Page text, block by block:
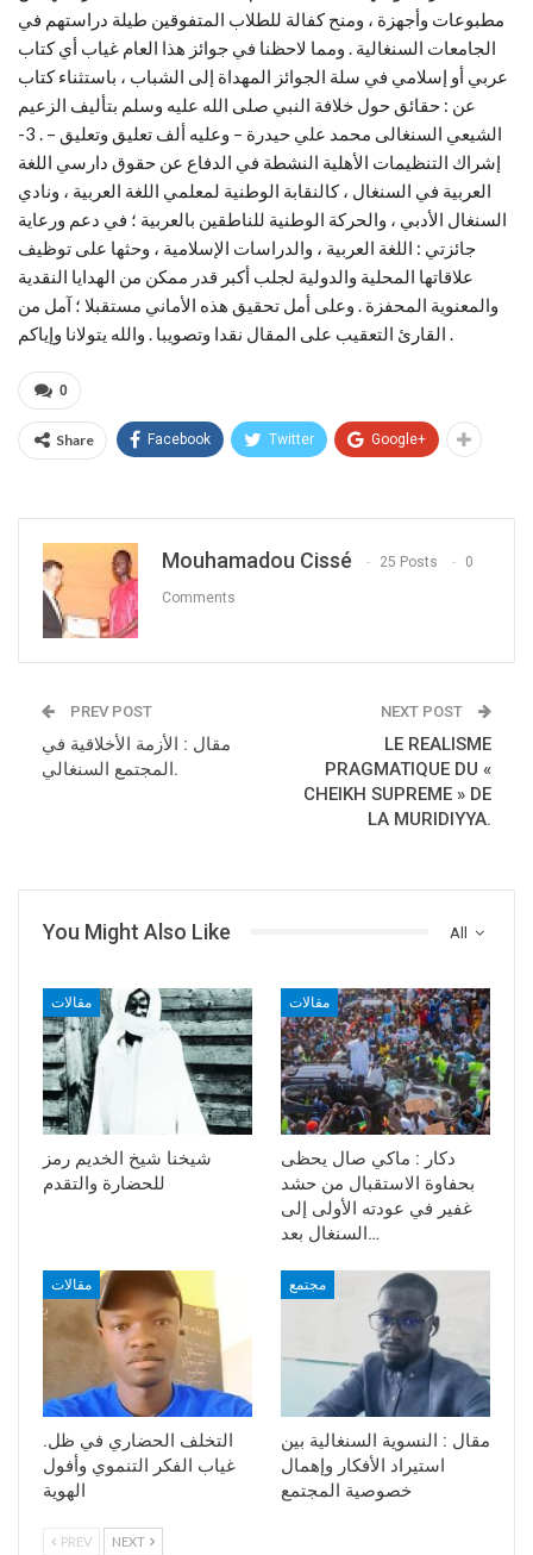
مطبوعات وأجهزة ، ومنح كفالة للطلاب المتفوقين طيلة دراستهم في
الجامعات السنغالية . ومما لاحظنا في جوائز هذا العام غياب أي كتاب
عربي أو إسلامي في سلة الجوائز المهداة إلى الشباب ، باستثناء كتاب
عن : حقائق حول خلافة النبي صلى الله عليه وسلم بتأليف الزعيم
الشيعي السنغالى محمد علي حيدرة – وعليه ألف تعليق وتعليق – . 3-
إشراك التنظيمات الأهلية النشطة في الدفاع عن حقوق دارسي اللغة
العربية في السنغال ، كالنقابة الوطنية لمعلمي اللغة العربية ، ونادي
السنغال الأدبي ، والحركة الوطنية للناطقين بالعربية ؛ في دعم ورعاية
جائزتي : اللغة العربية ، والدراسات الإسلامية ، وحثها على توظيف
علاقاتها المحلية والدولية لجلب أكبر قدر ممكن من الهدايا النقدية
والمعنوية المحفزة . وعلى أمل تحقيق هذه الأماني مستقبلا ؛ آمل من
القارئ التعقيب على المقال نقدا وتصويبا . والله يتولانا وإياكم .
0
Share Facebook Twitter Google+
Mouhamadou Cissé 25 Posts 0
Comments
PREV POST
مقال : الأزمة الأخلاقية في
المجتمع السنغالي.
NEXT POST
LE REALISME
PRAGMATIQUE DU «
CHEIKH SUPREME » DE
LA MURIDIYYA.
All
You Might Also Like
مقالات
شيخنا شيخ الخديم رمز
للحضارة والتقدم
مقالات
دكار : ماكي صال يحظى
بحفاوة الاستقبال من حشد
غفير في عودته الأولى إلى
السنغال بعد…
مقالات
.التخلف الحضاري في ظل
غياب الفكر التنموي وأفول
الهوية
مجتمع
مقال : النسوية السنغالية بين
استيراد الأفكار وإهمال
خصوصية المجتمع
PREV NEXT